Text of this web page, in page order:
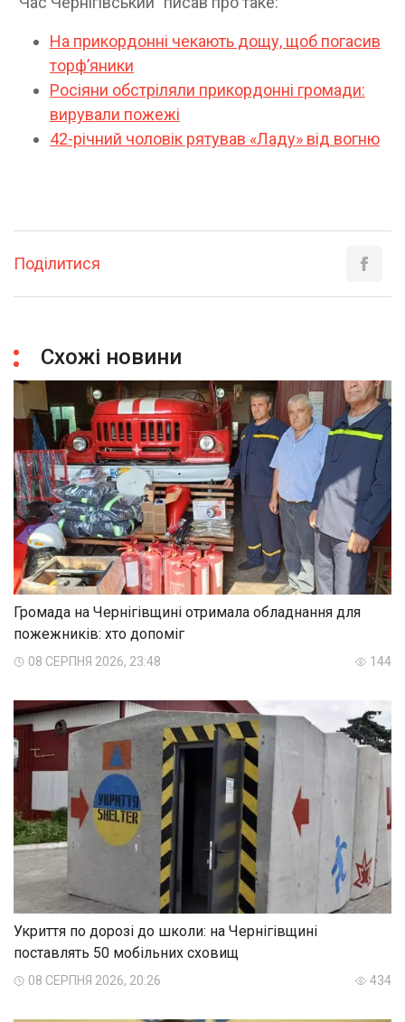
На прикордонні чекають дощу, щоб погасив
торф’яники
Росіяни обстріляли прикордонні громади:
вирували пожежі
42-річний чоловік рятував «Ладу» від вогню
Поділитися
Схожі новини
Громада на Чернігівщині отримала обладнання для
пожежників: хто допоміг
08 СЕРПНЯ 2026, 23:48 144
Укриття по дорозі до школи: на Чернігівщині
поставлять 50 мобільних сховищ
08 СЕРПНЯ 2026, 20:26 434